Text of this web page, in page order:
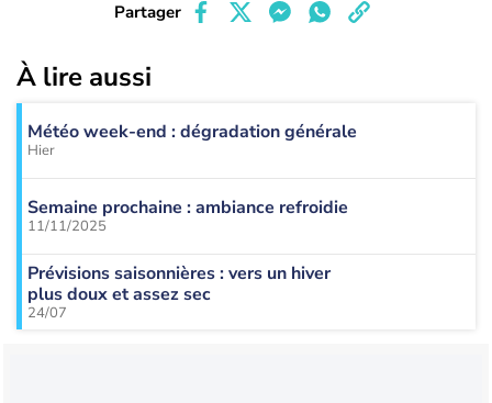
Partager
À lire aussi
Météo week-end : dégradation générale
Hier
Semaine prochaine : ambiance refroidie
11/11/2025
Prévisions saisonnières : vers un hiver
plus doux et assez sec
24/07